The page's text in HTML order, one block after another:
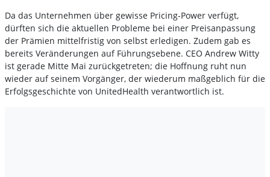
Da das Unternehmen über gewisse Pricing-Power verfügt,
dürften sich die aktuellen Probleme bei einer Preisanpassung
der Prämien mittelfristig von selbst erledigen. Zudem gab es
bereits Veränderungen auf Führungsebene. CEO Andrew Witty
ist gerade Mitte Mai zurückgetreten; die Hoffnung ruht nun
wieder auf seinem Vorgänger, der wiederum maßgeblich für die
Erfolgsgeschichte von UnitedHealth verantwortlich ist.